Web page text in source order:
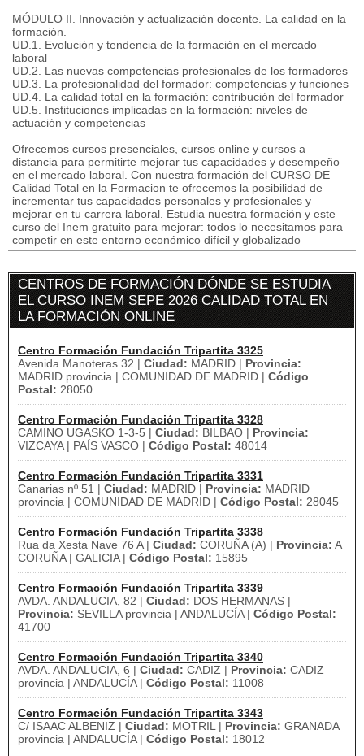
MÓDULO II. Innovación y actualización docente. La calidad en la
formación.
UD.1. Evolución y tendencia de la formación en el mercado
laboral
UD.2. Las nuevas competencias profesionales de los formadores
UD.3. La profesionalidad del formador: competencias y funciones
UD.4. La calidad total en la formación: contribución del formador
UD.5. Instituciones implicadas en la formación: niveles de
actuación y competencias
Ofrecemos cursos presenciales, cursos online y cursos a
distancia para permitirte mejorar tus capacidades y desempeño
en el mercado laboral. Con nuestra formación del CURSO DE
Calidad Total en la Formacion te ofrecemos la posibilidad de
incrementar tus capacidades personales y profesionales y
mejorar en tu carrera laboral. Estudia nuestra formación y este
curso del Inem gratuito para mejorar: todos lo necesitamos para
competir en este entorno económico difícil y globalizado
CENTROS DE FORMACIÓN DÓNDE SE ESTUDIA
EL CURSO INEM SEPE 2026 CALIDAD TOTAL EN
LA FORMACIÓN ONLINE
Centro Formación Fundación Tripartita 3325
Avenida Manoteras 32 | Ciudad: MADRID | Provincia:
MADRID provincia | COMUNIDAD DE MADRID | Código
Postal: 28050
Centro Formación Fundación Tripartita 3328
CAMINO UGASKO 1-3-5 | Ciudad: BILBAO | Provincia:
VIZCAYA | PAÍS VASCO | Código Postal: 48014
Centro Formación Fundación Tripartita 3331
Canarias nº 51 | Ciudad: MADRID | Provincia: MADRID
provincia | COMUNIDAD DE MADRID | Código Postal: 28045
Centro Formación Fundación Tripartita 3338
Rua da Xesta Nave 76 A | Ciudad: CORUÑA (A) | Provincia: A
CORUÑA | GALICIA | Código Postal: 15895
Centro Formación Fundación Tripartita 3339
AVDA. ANDALUCIA, 82 | Ciudad: DOS HERMANAS |
Provincia: SEVILLA provincia | ANDALUCÍA | Código Postal:
41700
Centro Formación Fundación Tripartita 3340
AVDA. ANDALUCIA, 6 | Ciudad: CADIZ | Provincia: CADIZ
provincia | ANDALUCÍA | Código Postal: 11008
Centro Formación Fundación Tripartita 3343
C/ ISAAC ALBENIZ | Ciudad: MOTRIL | Provincia: GRANADA
provincia | ANDALUCÍA | Código Postal: 18012